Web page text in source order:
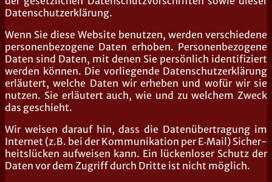
Datenschutzerklärung.
Wenn Sie die­se Web­site benut­zen, wer­den ver­schie­de­ne
per­so­nen­be­zo­ge­ne Daten erho­ben. Per­so­nen­be­zo­ge­ne
Daten sind Daten, mit denen Sie per­sön­lich iden­ti­fi­ziert
wer­den kön­nen. Die vor­lie­gen­de Daten­schutz­er­klä­rung
erläu­tert, wel­che Daten wir erhe­ben und wofür wir sie
nut­zen. Sie erläu­tert auch, wie und zu wel­chem Zweck
das geschieht.
Wir wei­sen dar­auf hin, dass die Daten­über­tra­gung im
Inter­net (z.B. bei der Kom­mu­ni­ka­ti­on per E‑Mail) Sicher­
heits­lü­cken auf­wei­sen kann. Ein lücken­lo­ser Schutz der
Daten vor dem Zugriff durch Drit­te ist nicht möglich.